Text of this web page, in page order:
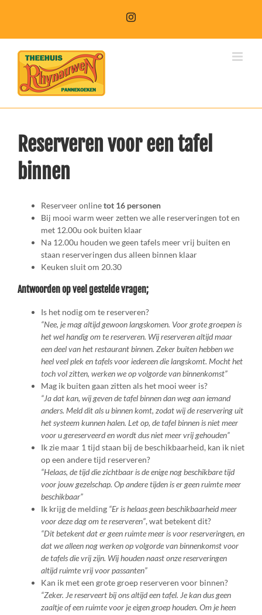
Reserveren voor een tafel
binnen
Reserveer onlinetot 16 personen
Bij mooi warm weer zetten we alle reserveringen tot en
met 12.00u ook buiten klaar
Na 12.00u houden we geen tafels meer vrij buiten en
staan reserveringen dus alleen binnen klaar
Keuken sluit om 20.30
Antwoorden op veel gestelde vragen;
Is het nodig om te reserveren?
“Nee, je mag altijd gewoon langskomen. Voor grote groepen is
het wel handig om te reserveren. Wij reserveren altijd maar
een deel van het restaurant binnen. Zeker buiten hebben we
heel veel plek en tafels voor iedereen die langskomt. Mocht het
toch vol zitten, werken we op volgorde van binnenkomst”
Mag ik buiten gaan zitten als het mooi weer is?
“Ja dat kan, wij geven de tafel binnen dan weg aan iemand
anders. Meld dit als u binnen komt, zodat wij de reservering uit
het systeem kunnen halen. Let op, de tafel binnen is niet meer
voor u gereserveerd en wordt dus niet meer vrij gehouden”
Ik zie maar 1 tijd staan bij de beschikbaarheid, kan ik niet
op een andere tijd reserveren?
“Helaas, de tijd die zichtbaar is de enige nog beschikbare tijd
voor jouw gezelschap. Op andere tijden is er geen ruimte meer
beschikbaar”
Ik krijg de melding “Er is helaas geen beschikbaarheid meer
voor deze dag om te reserveren”, wat betekent dit?
“Dit betekent dat er geen ruimte meer is voor reserveringen, en
dat we alleen nog werken op volgorde van binnenkomst voor
de tafels die vrij zijn. Wij houden naast onze reserveringen
altijd ruimte vrij voor passanten”
Kan ik met een grote groep reserveren voor binnen?
“Zeker. Je reserveert bij ons altijd een tafel. Je kan dus geen
zaaltje of een ruimte voor je eigen groep houden. Om je heen